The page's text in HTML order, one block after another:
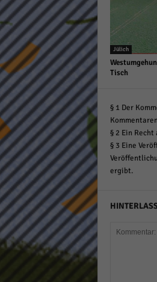
Jülich
Tisch
§ 1 Der
§ 2 Ein
§ 3 Eine
ergibt.